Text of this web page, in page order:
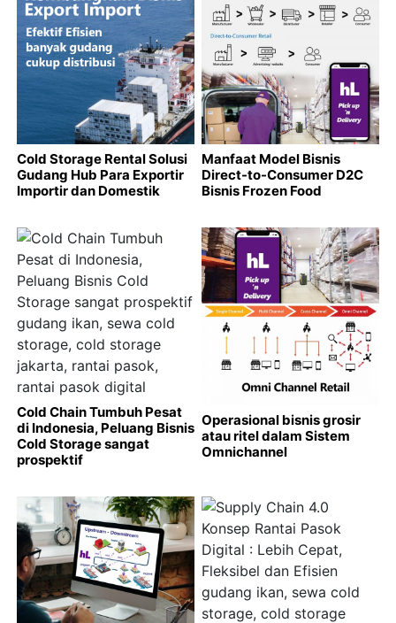
Cold Storage Rental Solusi
Gudang Hub Para Exportir
Importir dan Domestik
Manfaat Model Bisnis
Direct-to-Consumer D2C
Bisnis Frozen Food
Cold Chain Tumbuh Pesat
di Indonesia, Peluang Bisnis
Cold Storage sangat
prospektif
Operasional bisnis grosir
atau ritel dalam Sistem
Omnichannel